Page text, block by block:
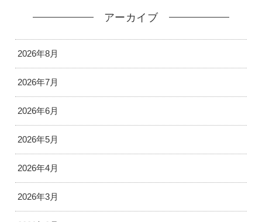
アーカイブ
2026年8月
2026年7月
2026年6月
2026年5月
2026年4月
2026年3月